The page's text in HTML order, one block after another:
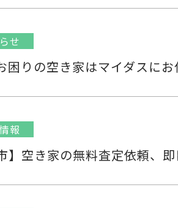
せ
困りの空き家はマイダスにお
報
】空き家の無料査定依頼、即